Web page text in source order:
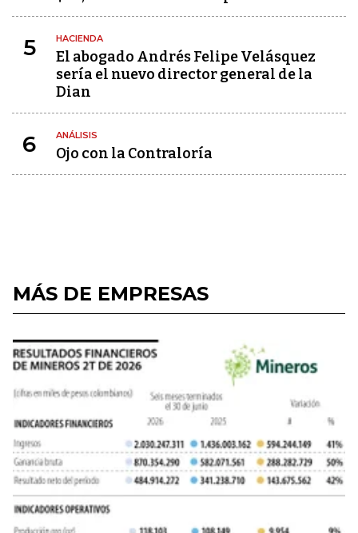
5 HACIENDA
El abogado Andrés Felipe Velásquez
sería el nuevo director general de la
Dian
6 ANÁLISIS
Ojo con la Contraloría
MÁS DE EMPRESAS